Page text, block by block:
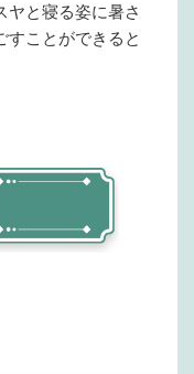
ヤと寝る姿に暑さ
すことができると